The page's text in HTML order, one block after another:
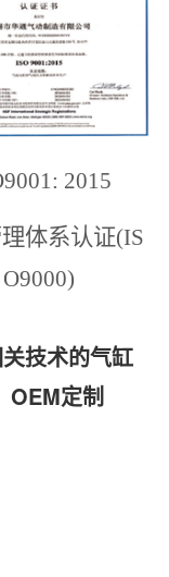
2015
体系认证(IS
O9000)
技术的气缸
OEM定制